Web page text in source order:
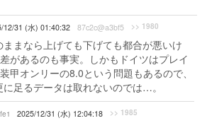
12/31 (水) 01:40:32 87c2c@a3bf5 >> 1980
まなら上げても下げても都合が悪いけ
があるのも事実。しかもドイツはプレイ
甲オンリーの8.0という問題もあるので、
に足るデータは取れないのでは…。
2025/12/31 (水) 12:04:18 >> 1985